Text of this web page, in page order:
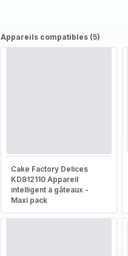
Appareils compatibles (5)
Cake Factory Delices
KD812110 Appareil
intelligent à gâteaux -
Maxi pack